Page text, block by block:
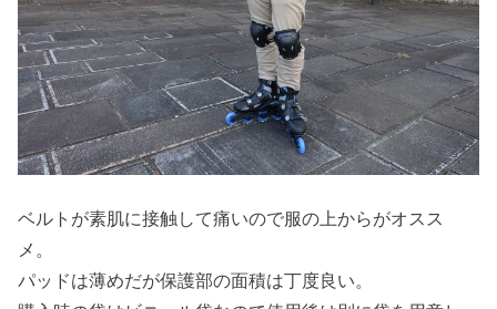
ベルトが素肌に接触して痛いので服の上からがオスス
メ。
パッドは薄めだが保護部の面積は丁度良い。